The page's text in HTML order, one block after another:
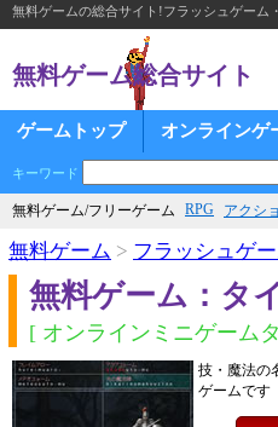
無料ゲームの総合サイト!フラッシュゲーム
無料ゲーム総合サイト
ゲームトップ オンラインゲ
キーワード
無料ゲーム/フリーゲーム RPG アクシ
無料ゲーム > フラッシュゲ
無料ゲーム：タ
[ オンラインミニゲーム
技・魔法の
ゲームです